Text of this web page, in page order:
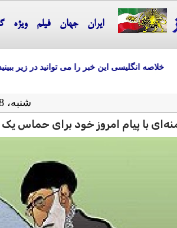
ایران جهان فیلم ویژه
خلاصه انگلیسی این خبر را می توانید در زیر ببینید
شنبه، 28 مهر ماه 1403 = 19-10 2024
با پیام امروز خود برای حماس